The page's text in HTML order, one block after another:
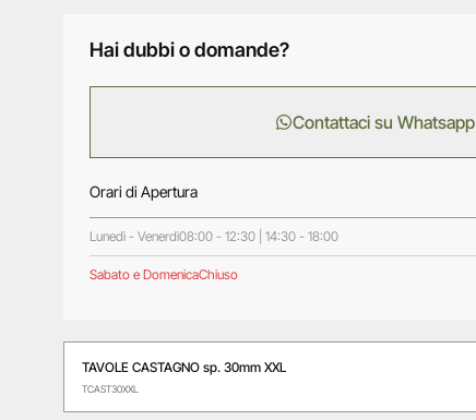
Hai dubbi o domande?
Contattaci su Whatsapp
Orari di Apertura
Lunedì - Venerdì08:00 - 12:30 | 14:30 - 18:00
Sabato e DomenicaChiuso
TAVOLE CASTAGNO sp. 30mm XXL
TCAST30XXL